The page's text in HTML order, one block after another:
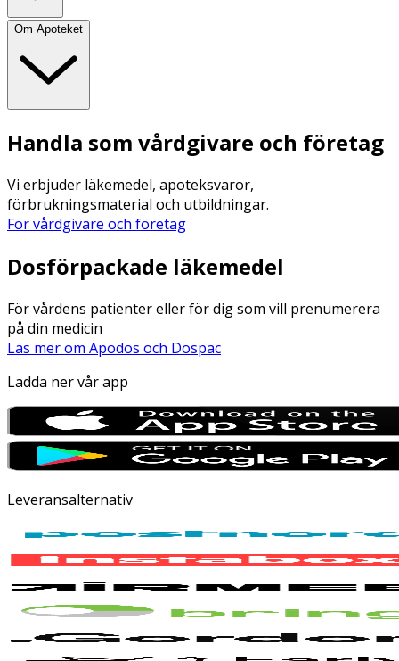
Om Apoteket
Handla som vårdgivare och företag
Vi erbjuder läkemedel, apoteksvaror,
förbrukningsmaterial och utbildningar.
För vårdgivare och företag
Dosförpackade läkemedel
För vårdens patienter eller för dig som vill prenumerera
på din medicin
Läs mer om Apodos och Dospac
Ladda ner vår app
Leveransalternativ